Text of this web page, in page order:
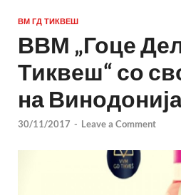
ВМ ГД ТИКВЕШ
ВВМ „Гоце
Тиквеш“ со
на
30/11/2017 - Leave a Comment